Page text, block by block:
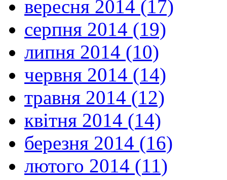
вересня 2014 (17)
серпня 2014 (19)
липня 2014 (10)
червня 2014 (14)
травня 2014 (12)
квітня 2014 (14)
березня 2014 (16)
лютого 2014 (11)